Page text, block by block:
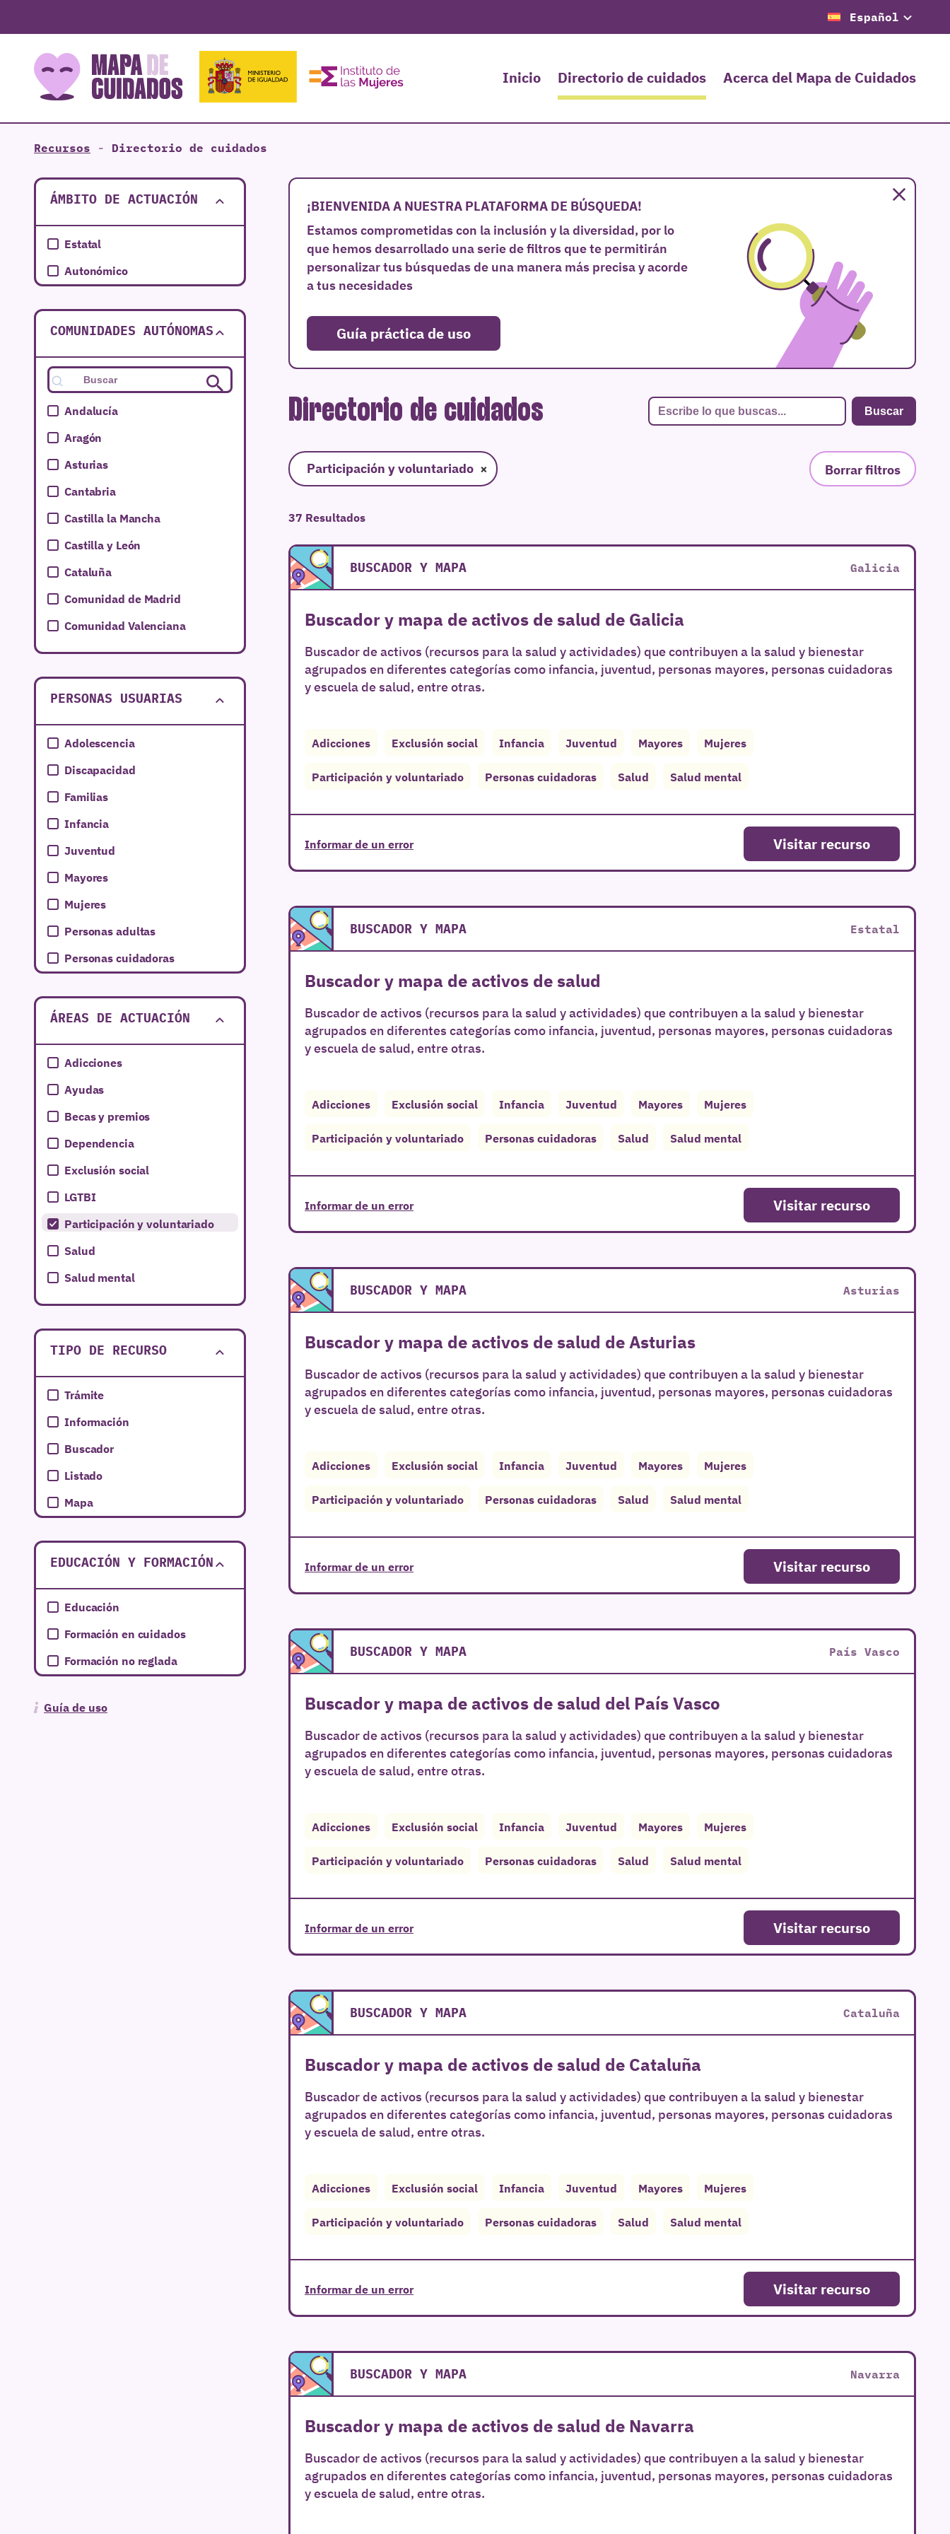
Español
Inicio Directorio de cuidados Acerca del Mapa de Cuidados
Recursos - Directorio de cuidados
ÁMBITO DE ACTUACIÓN
Estatal
Autonómico
COMUNIDADES AUTÓNOMAS
Andalucía
Aragón
Asturias
Cantabria
Castilla la Mancha
Castilla y León
Cataluña
Comunidad de Madrid
Comunidad Valenciana
Extremadura
Galicia
Islas Baleares
PERSONAS USUARIAS
Adolescencia
Discapacidad
Familias
Infancia
Juventud
Mayores
Mujeres
Personas adultas
Personas cuidadoras
ÁREAS DE ACTUACIÓN
Adicciones
Ayudas
Becas y premios
Dependencia
Exclusión social
LGTBI
Participación y voluntariado
Salud
Salud mental
Salud sexual
Servicios Sociales
Subvenciones
TIPO DE RECURSO
Trámite
Información
Buscador
Listado
Mapa
EDUCACIÓN Y FORMACIÓN
Educación
Formación en cuidados
Formación no reglada
Guía de uso
¡BIENVENIDA A NUESTRA PLATAFORMA DE BÚSQUEDA!
Estamos comprometidas con la inclusión y la diversidad, por lo
que hemos desarrollado una serie de filtros que te permitirán
personalizar tus búsquedas de una manera más precisa y acorde
a tus necesidades
Guía práctica de uso
Cerrar
Directorio de cuidados
Participación y voluntariado × Borrar filtros
37 Resultados
BUSCADOR Y MAPA Galicia
Buscador y mapa de activos de salud de Galicia
Buscador de activos (recursos para la salud y actividades) que contribuyen a la salud y bienestar
agrupados en diferentes categorías como infancia, juventud, personas mayores, personas cuidadoras
y escuela de salud, entre otras.
Adicciones Exclusión social Infancia Juventud Mayores Mujeres
Participación y voluntariado Personas cuidadoras Salud Salud mental
Informar de un error Visitar recurso
BUSCADOR Y MAPA Estatal
Buscador y mapa de activos de salud
Buscador de activos (recursos para la salud y actividades) que contribuyen a la salud y bienestar
agrupados en diferentes categorías como infancia, juventud, personas mayores, personas cuidadoras
y escuela de salud, entre otras.
Adicciones Exclusión social Infancia Juventud Mayores Mujeres
Participación y voluntariado Personas cuidadoras Salud Salud mental
Informar de un error Visitar recurso
BUSCADOR Y MAPA Asturias
Buscador y mapa de activos de salud de Asturias
Buscador de activos (recursos para la salud y actividades) que contribuyen a la salud y bienestar
agrupados en diferentes categorías como infancia, juventud, personas mayores, personas cuidadoras
y escuela de salud, entre otras.
Adicciones Exclusión social Infancia Juventud Mayores Mujeres
Participación y voluntariado Personas cuidadoras Salud Salud mental
Informar de un error Visitar recurso
BUSCADOR Y MAPA País Vasco
Buscador y mapa de activos de salud del País Vasco
Buscador de activos (recursos para la salud y actividades) que contribuyen a la salud y bienestar
agrupados en diferentes categorías como infancia, juventud, personas mayores, personas cuidadoras
y escuela de salud, entre otras.
Adicciones Exclusión social Infancia Juventud Mayores Mujeres
Participación y voluntariado Personas cuidadoras Salud Salud mental
Informar de un error Visitar recurso
BUSCADOR Y MAPA Cataluña
Buscador y mapa de activos de salud de Cataluña
Buscador de activos (recursos para la salud y actividades) que contribuyen a la salud y bienestar
agrupados en diferentes categorías como infancia, juventud, personas mayores, personas cuidadoras
y escuela de salud, entre otras.
Adicciones Exclusión social Infancia Juventud Mayores Mujeres
Participación y voluntariado Personas cuidadoras Salud Salud mental
Informar de un error Visitar recurso
BUSCADOR Y MAPA Navarra
Buscador y mapa de activos de salud de Navarra
Buscador de activos (recursos para la salud y actividades) que contribuyen a la salud y bienestar
agrupados en diferentes categorías como infancia, juventud, personas mayores, personas cuidadoras
y escuela de salud, entre otras.